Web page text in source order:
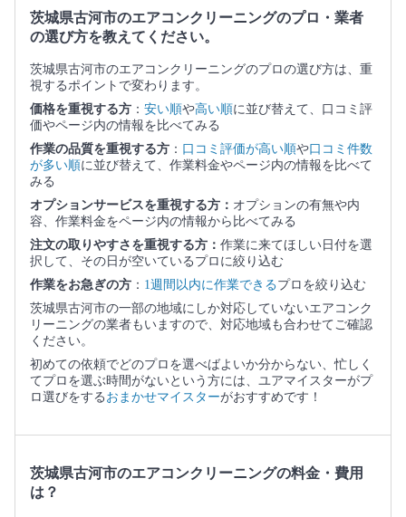
茨城県古河市のエアコンクリーニングのプロ・業者
の選び方を教えてください。
茨城県古河市のエアコンクリーニングのプロの選び方は、重
視するポイントで変わります。
価格を重視する方 ： 安い順や高い順に並び替えて、口コミ評
価やページ内の情報を比べてみる
作業の品質を重視する方 ： 口コミ評価が高い順や口コミ件数
が多い順に並び替えて、作業料金やページ内の情報を比べて
みる
オプションサービスを重視する方： オプションの有無や内
容、作業料金をページ内の情報から比べてみる
注文の取りやすさを重視する方： 作業に来てほしい日付を選
択して、その日が空いているプロに絞り込む
作業をお急ぎの方 ： 1週間以内に作業できるプロを絞り込む
茨城県古河市の一部の地域にしか対応していないエアコンク
リーニングの業者もいますので、対応地域も合わせてご確認
ください。
初めての依頼でどのプロを選べばよいか分からない、忙しく
てプロを選ぶ時間がないという方には、ユアマイスターがプ
ロ選びをする おまかせマイスターがおすすめです！
茨城県古河市のエアコンクリーニングの料金・費用
は？